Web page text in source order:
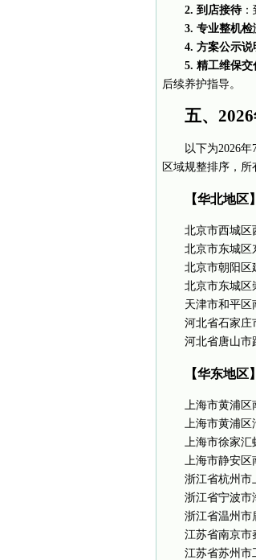
2. 到店接待：
3. 专业整机检
4. 方案公示说
5. 精工维保交
后续养护指导。
五、
以下为2026
区域规整排序，所
【华北地区】
北京市西城区
北京市东城区
北京市朝阳区
北京市东城区
天津市和平区
河北省石家庄
河北省唐山市
【华东地区】
上海市黄浦
上海市黄浦
上海市徐家
上海市静安
浙江省杭州市
浙江省宁波市
浙江省温州市
江苏省南京市
江苏省苏州市